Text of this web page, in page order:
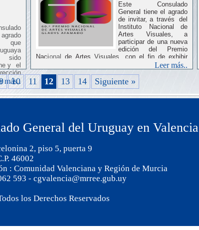
de
de
relación
poético
de
que
sido
y el
a
mejor
de los
más..
Este Consulado
General tiene el agrado
de invitar, a través
del
Instituto
Nacional
de
Artes
Visuales, a
participar de una nueva
edición
del
Premio
Nacional de Artes Visuales, con el fin de exhibir
seleccionadas.
Leer más..
10 11 12 13 14 Siguiente »
General del Uruguay en Valencia
2, piso 5, puerta 9
46002
: Comunidad Valenciana y Región de Murcia
593 - cgvalencia@mrree.gub.uy
los Derechos Reservados